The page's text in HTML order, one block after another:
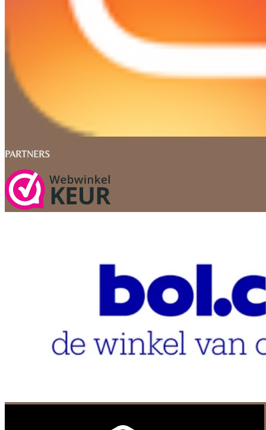
PARTNERS